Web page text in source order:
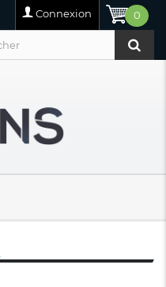
0
Connexion